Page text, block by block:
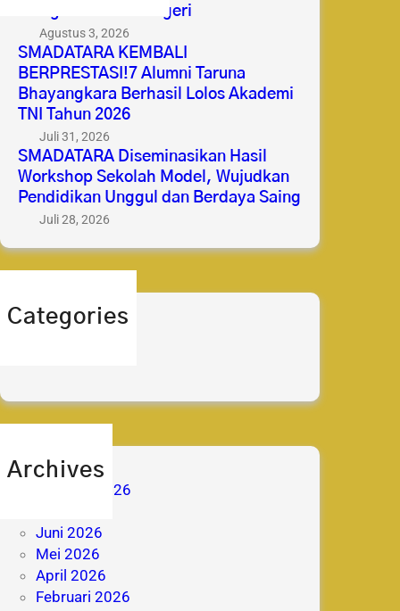
Mengabdi untuk Negeri
Agustus 3, 2026
SMADATARA KEMBALI
BERPRESTASI!7 Alumni Taruna
Bhayangkara Berhasil Lolos Akademi
TNI Tahun 2026
Juli 31, 2026
SMADATARA Diseminasikan Hasil
Workshop Sekolah Model, Wujudkan
Pendidikan Unggul dan Berdaya Saing
Juli 28, 2026
Categories
Archives
Agustus 2026
Juni 2026
Mei 2026
April 2026
Februari 2026